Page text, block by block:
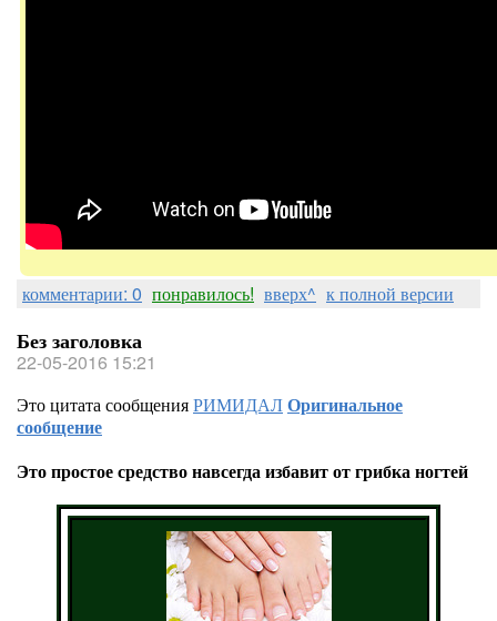
комментарии: 0 понравилось! вверх^ к полной версии
Без заголовка
22-05-2016 15:21
Это цитата сообщенияРИМИДАЛОригинальное
сообщение
Это простое средство навсегда избавит от грибка ногтей